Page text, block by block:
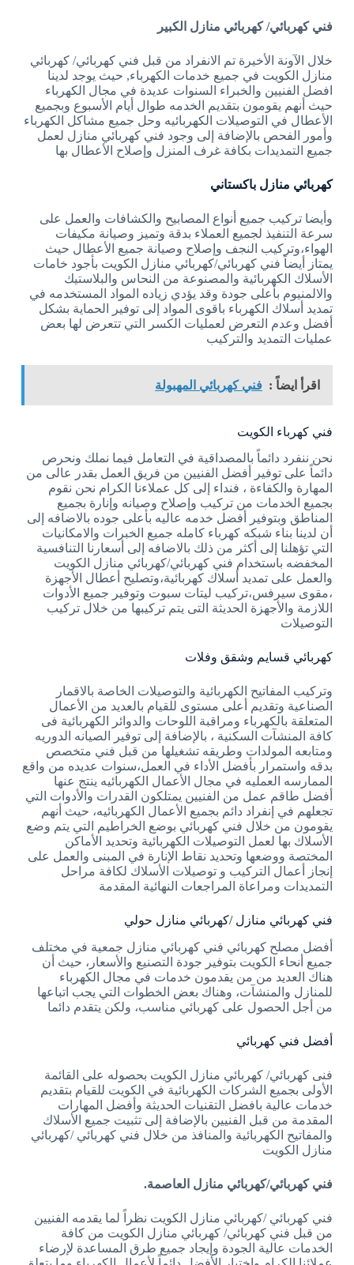
فني كهربائي/ كهربائي منازل الكبير
خلال الآونة الأخيرة تم الانفراد من قبل فني كهربائي/ كهربائي
منازل الكويت في جميع خدمات الكهرباء, حيث يوجد لدينا
افضل الفنيين والخبراء السنوات عديدة في مجال الكهرباء
حيث أنهم يقومون بتقديم الخدمه طوال أيام الأسبوع وبجميع
الأعطال في التوصيلات الكهربائيه وحل جميع مشاكل الكهرباء
وأمور الفحص بالإضافة إلى وجود فني كهربائي منازل لعمل
جميع التمديدات بكافة غرف المنزل وإصلاح الأعطال بها
كهربائي منازل باكستاني
وأيضا تركيب جميع أنواع المصابيح والكشافات والعمل على
سرعة التنفيذ لجميع العملاء بدقة وتميز وصيانة مكيفات
الهواء،وتركيب النجف وإصلاح وصيانة جميع الأعطال حيث
يمتاز أيضاً فني كهربائي/كهربائي منازل الكويت بأجود خامات
الأسلاك الكهربائية والمصنوعة من النحاس والبلاستيك
والالمنيوم بأعلى جودة وقد يؤدي زياده المواد المستخدمه في
تمديد أسلاك الكهرباء باقوى المواد إلى توفير الحماية بشكل
أفضل وعدم التعرض لعمليات الكسر التي تتعرض لها بعض
عمليات التمديد والتركيب
اقرأ ايضاً : فني كهربائي المهبولة
فني كهرباء الكويت
نحن ننفرد دائماً بالمصداقية في التعامل فيما نملك ونحرص
دائماً على توفير أفضل الفنيين من فريق العمل بقدر عالى من
المهارة والكفاءة ، فنداء إلى كل عملاءنا الكرام نحن نقوم
بجميع الخدمات من تركيب وإصلاح وصيانه وإنارة بجميع
المناطق وبتوفير أفضل خدمه عاليه بأعلى جوده بالاضافه إلى
أن لدينا بناء شبكه كهرباء كامله جميع الخبرات والامكانيات
التي تؤهلنا إلى أكثر من ذلك بالاضافه إلى أسعارنا التنافسية
المخفضه باستخدام فني كهربائي/كهربائي منازل الكويت
والعمل على تمديد أسلاك كهربائية،وتصليح أعطال الأجهزة
،مقوى سيرفس،تركيب ليتات سبوت وتوفير جميع الأدوات
اللازمة والأجهزة الحديثة التى يتم تركيبها من خلال تركيب
التوصيلات
كهربائي قسايم وشقق وفلات
وتركيب المفاتيح الكهربائية والتوصيلات الخاصة بالاقمار
الصناعية وتقديم أعلى مستوى للقيام بالعديد من الأعمال
المتعلقة بالكهرباء ومراقبة اللوحات والدوائر الكهربائية فى
كافة المنشآت السكنية ، بالإضافة إلى توفير الصيانه الدوريه
ومتابعه المولدات وطريقه تشغيلها من قبل فني متخصص
بدقه واستمرار بأفضل الأداء في العمل،سنوات عديده من واقع
الممارسه العمليه في مجال الأعمال الكهربائيه ينتج عنها
أفضل طاقم عمل من الفنيين يمتلكون القدرات والأدوات التي
تجعلهم في إنفراد دائم بجميع الأعمال الكهربائيه، حيث أنهم
يقومون من خلال فني كهربائي بوضع الخراطيم التي يتم وضع
الأسلاك بها لعمل التوصيلات الكهربائية وتحديد الأماكن
المختصة ووضعها وتحديد نقاط الإنارة في المبنى والعمل على
إنجاز أعمال التركيب و توصيلات الأسلاك لكافة مراحل
التمديدات ومراعاة المراجعات النهائية المقدمة
فني كهربائي منازل /كهربائي منازل حولي
أفضل مصلح كهربائي فني كهربائي منازل جمعية في مختلف
جميع أنحاء الكويت بتوفير جودة التصنيع والأسعار، حيث أن
هناك العديد من من يقدمون خدمات في مجال الكهرباء
للمنازل والمنشآت، وهناك بعض الخطوات التي يجب اتباعها
من أجل الحصول على كهربائي مناسب، ولكن يتقدم دائما
أفضل فني كهربائي
فنى كهربائي/ كهربائي منازل الكويت بحصوله على القائمة
الأولى بجميع الشركات الكهربائية في الكويت للقيام بتقديم
خدمات عالية بافضل التقنيات الحديثة وأفضل المهارات
المقدمة من قبل الفنيين بالإضافة إلى تثبيت جميع الأسلاك
والمفاتيح الكهربائية والمنافذ من خلال فني كهربائي /كهربائي
منازل الكويت
فني كهربائي/كهربائي منازل العاصمة.
فني كهربائي /كهربائي منازل الكويت نظراً لما يقدمه الفنيين
من قبل فني كهربائي/ كهربائي منازل الكويت من كافة
الخدمات عالية الجودة وإيجاد جميع طرق المساعدة لإرضاء